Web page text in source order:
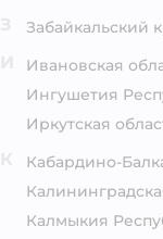
Забайкальский
Ивановская
Ингушетия
Иркутская
Кабардино-
Калмыкия